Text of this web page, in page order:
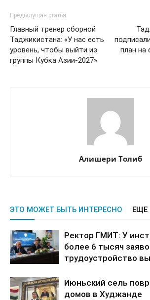
Предыдущая статья
Главный тренер сборной
Таджикистана: «У нас есть
уровень, чтобы выйти из
группы Кубка Азии-2027»
план на
Алишери Толиб
ЭТО МОЖЕТ БЫТЬ ИНТЕРЕСНО ЕЩЕ
Ректор ГМИТ: У
более 6 тысяч
трудоустройство
Июньский сель
домов в Худжанде